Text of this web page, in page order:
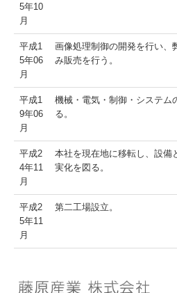
5年10
月
平成1
5年06
月
画像処理制御の開発を行い、
み販売を行う。
平成1
9年06
月
機械・電気・制御・システム
る。
平成2
4年11
月
本社を現在地に移転し、設備
実化を図る。
平成2
5年11
月
第二工場設立。